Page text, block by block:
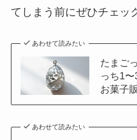
てしまう前にぜひチェッ
あわせて読みたい
たまご
っち1
お菓子
あわせて読みたい